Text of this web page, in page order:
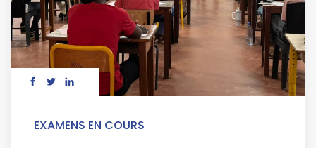
EXAMENS EN COURS